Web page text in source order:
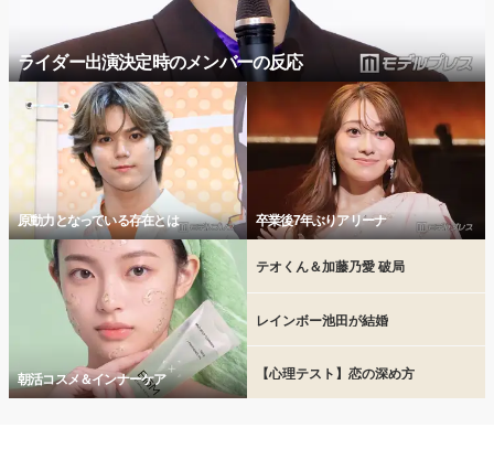
ライダー出演決定時のメンバーの反応
原動力となっている存在とは 卒業後7年ぶりアリーナ
朝活コスメ＆インナーケア
テオくん＆加藤乃愛 破局
レインボー池田が結婚
【心理テスト】恋の深め方